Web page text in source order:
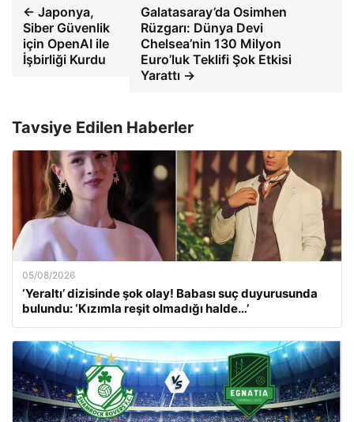
← Japonya,
Siber Güvenlik
için OpenAI ile
İşbirliği Kurdu
Galatasaray’da Osimhen
Rüzgarı: Dünya Devi
Chelsea’nin 130 Milyon
Euro’luk Teklifi Şok Etkisi
Yarattı →
Tavsiye Edilen Haberler
05/08/2026
‘Yeraltı’ dizisinde şok olay! Babası suç duyurusunda
bulundu: ‘Kızımla reşit olmadığı halde…’